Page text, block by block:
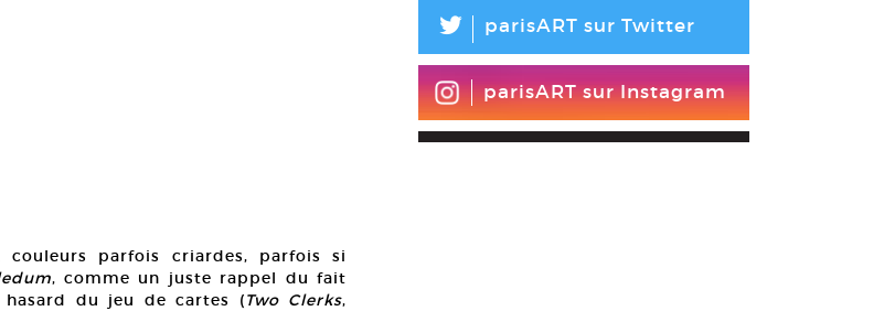
couleurs parfois criardes, parfois si
, comme un juste rappel du fait
hasard du jeu de cartes (Two Clerks,
L parisART sur Twitter
parisART sur Instagram